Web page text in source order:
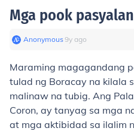
Mga pook
Anonymous∙9y ago
Maraming magagandang
tulad ng Boracay na kilala
malinaw na tubig. Ang
Coron, ay tanyag sa mga
at mga aktibidad sa ilalim